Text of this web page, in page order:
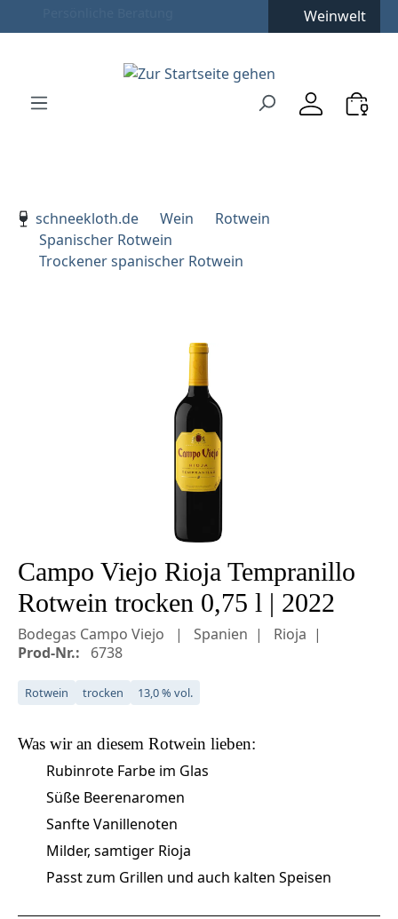
Zur Hauptnavigation springen
Weinwelt
schneekloth.de
Wein
Rotwein
Spanischer Rotwein
Trockener spanischer Rotwein
Bildergalerie überspringen
Campo Viejo Rioja Tempranillo
Rotwein trocken 0,75 l | 2022
Bodegas Campo Viejo Spanien
Rioja
Prod-Nr.:
6738
Rotwein trocken 13,0 % vol.
Was wir an diesem Rotwein lieben:
Rubinrote Farbe im Glas
Süße Beerenaromen
Sanfte Vanillenoten
Milder, samtiger Rioja
Passt zum Grillen und auch kalten Speisen